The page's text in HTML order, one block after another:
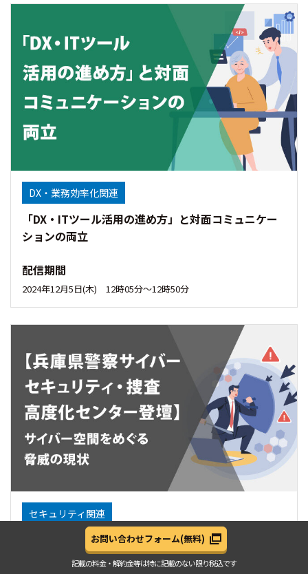
DX・業務効率化関連
「DX・ITツール活用の進め方」と対面コミュニケー
ションの両立
配信期間
2024年12月5日(木) 12時05分～12時50分
セキュリティ関連
【兵庫県警察サイバーセキュリティ・捜査高度化セン
ター登壇】サイバー空間をめぐる脅威の現状
お問い合わせフォーム(無料)
記載の料金・解約金等は特に記載のない限り税込です